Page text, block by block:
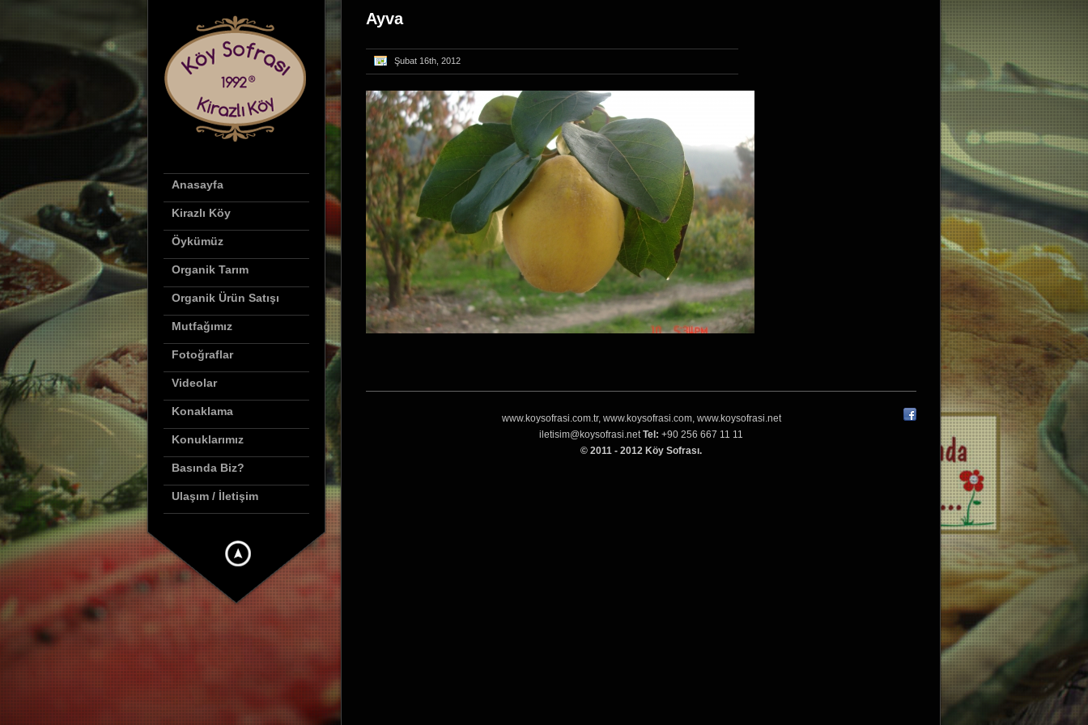
Anasayfa
Kirazlı Köy
Öykümüz
Organik Tarım
Organik Ürün Satışı
Mutfağımız
Fotoğraflar
Videolar
Konaklama
Konuklarımız
Basında Biz?
Ulaşım / İletişim
Ayva
Şubat 16th, 2012
www.koysofrasi.com.tr, www.koysofrasi.com, www.koysofrasi.net
iletisim@koysofrasi.netTel: +90 256 667 11 11
© 2011 - 2012 Köy Sofrası.